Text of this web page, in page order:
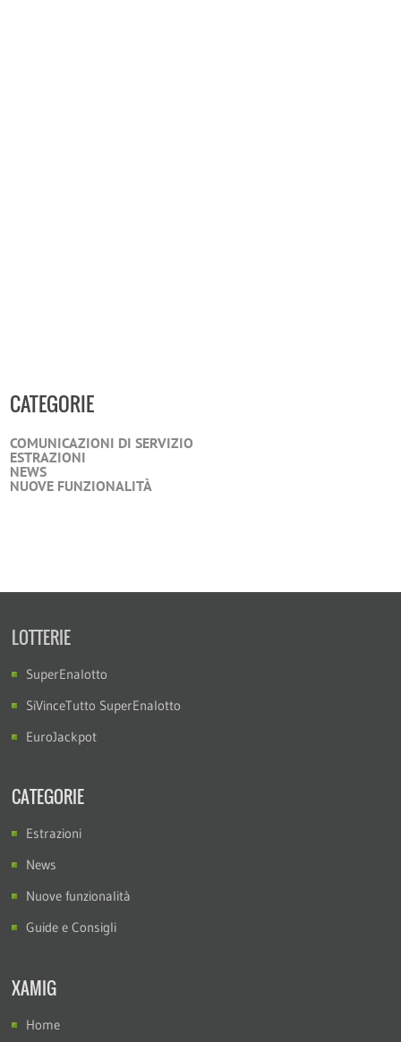
CATEGORIE
COMUNICAZIONI DI SERVIZIO
ESTRAZIONI
NEWS
NUOVE FUNZIONALITÀ
LOTTERIE
SuperEnalotto
SiVinceTutto SuperEnalotto
EuroJackpot
CATEGORIE
Estrazioni
News
Nuove funzionalità
Guide e Consigli
XAMIG
Home